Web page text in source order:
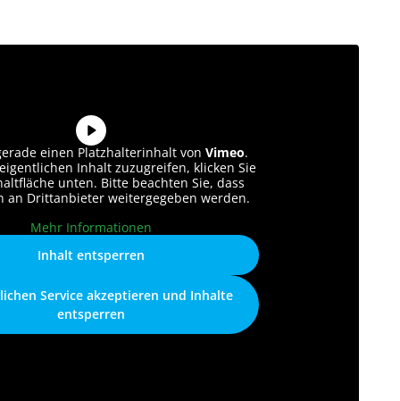
einen Platzhalterinhalt vonVimeo.
Inhalt zuzugreifen, klicken Sie
unten. Bitte beachten Sie, dass
an Drittanbieter weitergegeben werden.
Mehr Informationen
Inhalt entsperren
Service akzeptieren und Inhalte
entsperren